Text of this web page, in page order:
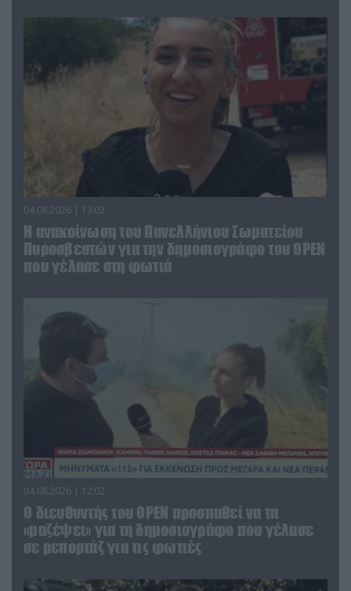
04.08.2026 | 13:02
Η ανακοίνωση του Πανελλήνιου Σωματείου
Πυροσβεστών για την δημοσιογράφο του OPEN
που γέλασε στη φωτιά
04.08.2026 | 12:02
O διευθυντής του OPEN προσπαθεί να τα
«μαζέψει» για τη δημοσιογράφο που γέλασε
σε ρεπορτάζ για τις φωτιές